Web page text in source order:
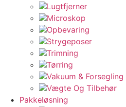
Lugtfjerner
Microskop
Opbevaring
Strygeposer
Trimning
Tørring
Vakuum & Forsegling
Vægte Og Tilbehør
Pakkeløsning